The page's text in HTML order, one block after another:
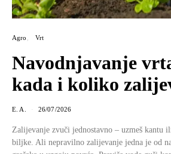
Agro Vrt
Navodnjavanje
kada i koliko
E. A. 26/07/2026
Zalijevanje zvuči jednostavno – uzmeš kantu
biljke. Ali nepravilno zalijevanje jedna je od